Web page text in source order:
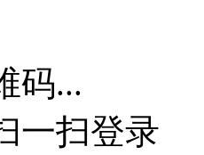
码...
一扫登录